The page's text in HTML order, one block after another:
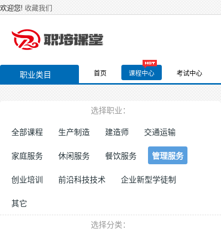
欢迎您! 收藏我们
职业类目 首页 课程中心 考试中心
选择职业：
全部课程
生产制造 建造师 交通运输
家庭服务 休闲服务 餐饮服务 管理服务
创业培训 前沿科技技术 企业新型学徒制
其它
选择分类：